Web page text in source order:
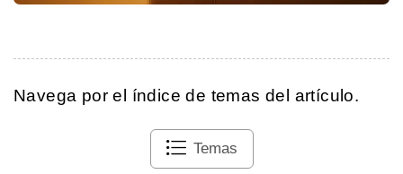
Navega por el índice de temas del artículo.
Temas